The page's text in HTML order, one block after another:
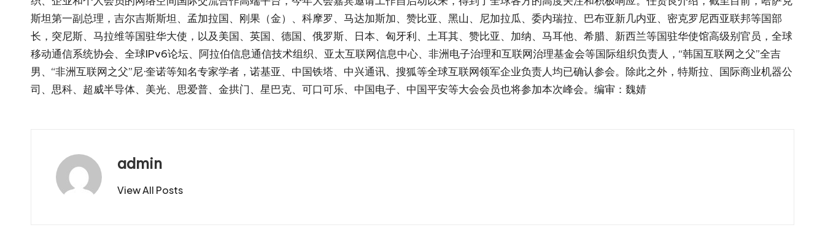
斯坦第一副总理，吉尔吉斯斯坦、孟加拉国、刚果（金）、科摩罗、马达加斯加、赞比亚、黑山、尼加拉瓜、委内瑞拉、巴布亚新几内亚、密克罗尼西亚联邦等国部
长，突尼斯、马拉维等国驻华大使，以及美国、英国、德国、俄罗斯、日本、匈牙利、土耳其、赞比亚、加纳、马耳他、希腊、新西兰等国驻华使馆高级别官员，全球
移动通信系统协会、全球IPv6论坛、阿拉伯信息通信技术组织、亚太互联网信息中心、非洲电子治理和互联网治理基金会等国际组织负责人，“韩国互联网之父”全吉
男、“非洲互联网之父”尼·奎诺等知名专家学者，诺基亚、中国铁塔、中兴通讯、搜狐等全球互联网领军企业负责人均已确认参会。除此之外，特斯拉、国际商业机器公
司、思科、超威半导体、美光、思爱普、金拱门、星巴克、可口可乐、中国电子、中国平安等大会会员也将参加本次峰会。编审：魏婧
admin
View All Posts